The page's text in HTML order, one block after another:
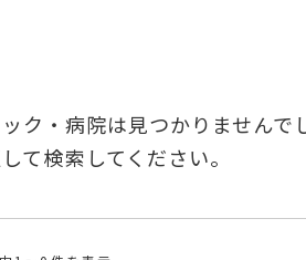
ク・病院は見つかりませんで
て検索してください。